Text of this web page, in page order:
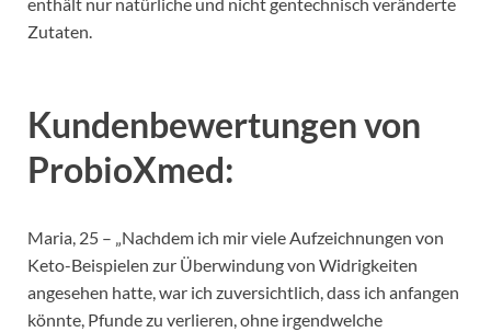
Zutaten.
Kundenbewertungen von
ProbioXmed:
Maria, 25 – „Nachdem ich mir viele Aufzeichnungen von
Keto-Beispielen zur Überwindung von Widrigkeiten
angesehen hatte, war ich zuversichtlich, dass ich anfangen
könnte, Pfunde zu verlieren, ohne irgendwelche